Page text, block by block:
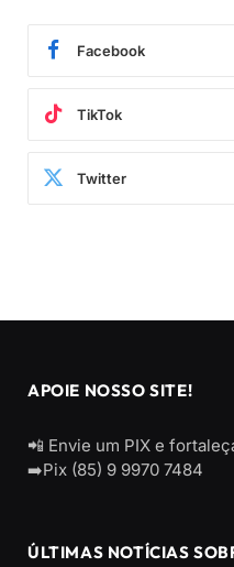
Facebook
TikTok
Twitter
APOIE NOSSO SITE!
📲 Envie um PIX e
➡️Pix (85) 9 9970 7484
ÚLTIMAS NOTÍCIAS